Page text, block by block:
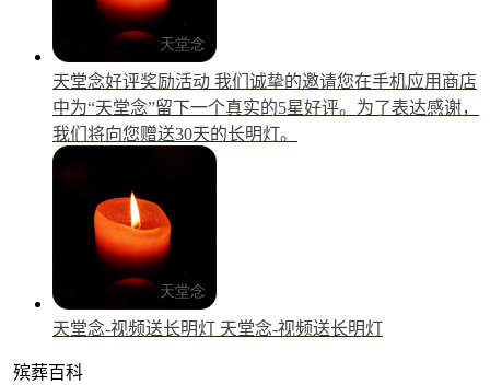
天堂念好评奖励活动 我们诚挚的邀请您在手机应用商店
中为“天堂念”留下一个真实的5星好评。为了表达感谢，
我们将向您赠送30天的长明灯。
天堂念-视频送长明灯 天堂念-视频送长明灯
殡葬百科